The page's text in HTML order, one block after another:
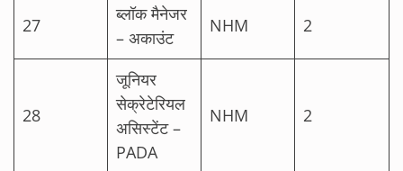
27
ब्लॉक मैनेजर
– अकाउंट
NHM 2
28
जूनियर
सेक्रेटेरियल
असिस्टेंट –
PADA
NHM 2